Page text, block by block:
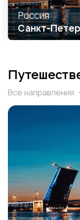
Россия
Санкт-
Все направления